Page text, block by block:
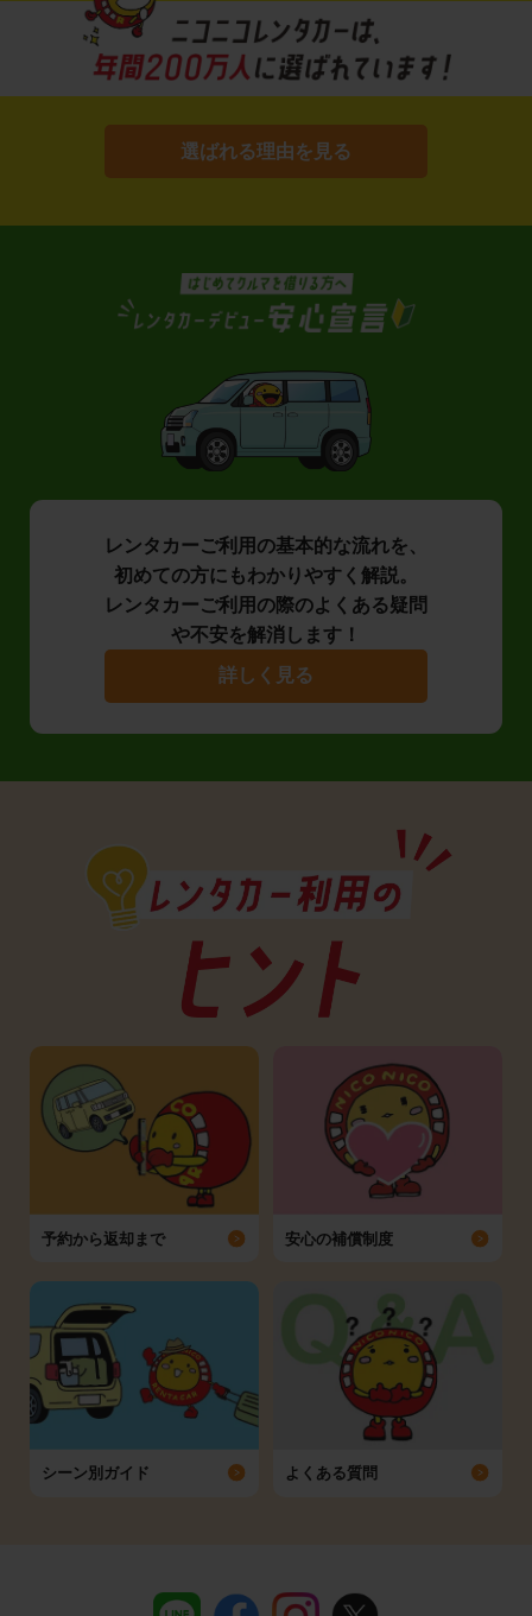
選ばれる理由を見る
レンタカーご利用の基本的な流れを、
初めての方にもわかりやすく解説。
レンタカーご利用の際のよくある疑問
や不安を解消します！
詳しく見る
予約から返却まで 安心の補償制度
シーン別ガイド よくある質問